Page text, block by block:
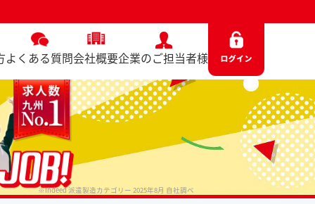
よくある質問会社概要企業のご担当者様
※Indeed 派遣製造カテゴリー 2025年8月 自社調べ